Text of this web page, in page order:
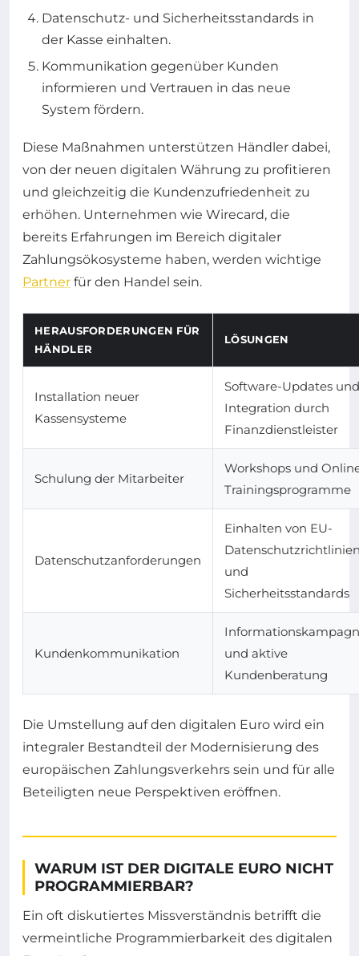
Datenschutz- und Sicherheitsstandards in
der Kasse einhalten.
Kommunikation gegenüber Kunden
informieren und Vertrauen in das neue
System fördern.
Diese Maßnahmen unterstützen Händler dabei,
von der neuen digitalen Währung zu profitieren
und gleichzeitig die Kundenzufriedenheit zu
erhöhen. Unternehmen wie Wirecard, die
bereits Erfahrungen im Bereich digitaler
Zahlungsökosysteme haben, werden wichtige
Partner für den Handel sein.
HERAUSFORDERUNGEN FÜR
HÄNDLER
LÖSUNGEN
Installation neuer
Kassensysteme
Software-Updates und
Integration durch
Finanzdienstleister
Schulung der Mitarbeiter
Workshops und
Trainingsprogramme
Datenschutzanforderungen
Einhalten von EU-
und
Sicherheitsstandards
Kundenkommunikation
und aktive
Kundenberatung
Die Umstellung auf den digitalen Euro wird ein
integraler Bestandteil der Modernisierung des
europäischen Zahlungsverkehrs sein und für alle
Beteiligten neue Perspektiven eröffnen.
WARUM IST DER DIGITALE EURO NICHT
PROGRAMMIERBAR?
Ein oft diskutiertes Missverständnis betrifft die
vermeintliche Programmierbarkeit des digitalen